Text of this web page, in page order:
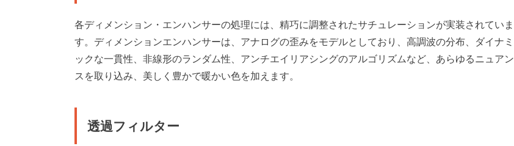
各ディメンション・エンハンサーの処理には、精巧に調整されたサチュレーションが実装されていま
す。ディメンションエンハンサーは、アナログの歪みをモデルとしており、高調波の分布、ダイナミ
ックな一貫性、非線形のランダム性、アンチエイリアシングのアルゴリズムなど、あらゆるニュアン
スを取り込み、美しく豊かで暖かい色を加えます。
透過フィルター